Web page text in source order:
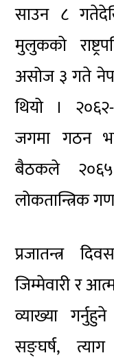
साउन ८
मुलुकको
असोज ३ गते
थियो ।
जगमा गठन
बैठकले
लोकतान्त्रिक
प्रजातन्त्र
जिम्मेवारी र
व्याख्या
सङ्घर्ष,